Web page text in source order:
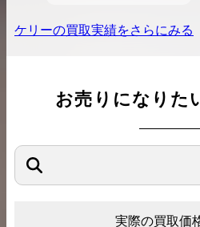
ケリーの買取実績をさらにみる
お売りになりた
実際の買取価